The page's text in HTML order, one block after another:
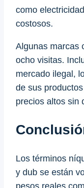
como
costosos.
Algunas marcas
ocho visitas.
mercado ilegal,
de sus
precios altos sin
Los términos
y dub se están